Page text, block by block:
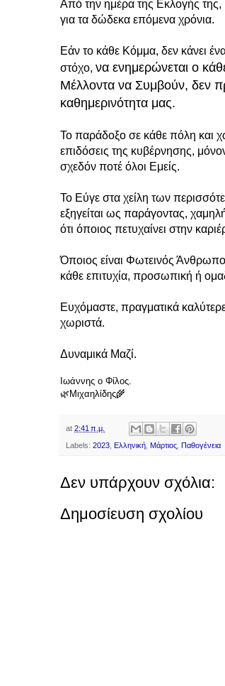
Από την ημέρα της Εκλογής της,
για τα δώδεκα επόμενα χρόνια.
Εάν το κάθε Κόμμα, δεν κάνει
στόχο, να ενημερώνεται ο
Μέλλοντα να Συμβούν, δεν
καθημερινότητα μας.
Το παράδοξο σε κάθε πόλη και
επιδόσεις της κυβέρνησης,
σχεδόν ποτέ όλοι Εμείς.
Το Εύγε στα χείλη των
εξηγείται ως παράγοντας,
ότι όποιος πετυχαίνει στην
Όποιος είναι Φωτεινός
κάθε επιτυχία, προσωπική ή
Ευχόμαστε, πραγματικά
χωριστά.
Δυναμικά Μαζί.
Ιωάννης ο Φίλος.
🌿Μιχαηλίδης🌾
at 2:41 π.μ.
Labels: 2023 Ελληνική Μάρτιος Παθογένεια
Δεν υπάρχουν σχόλια:
Δημοσίευση σχολίου